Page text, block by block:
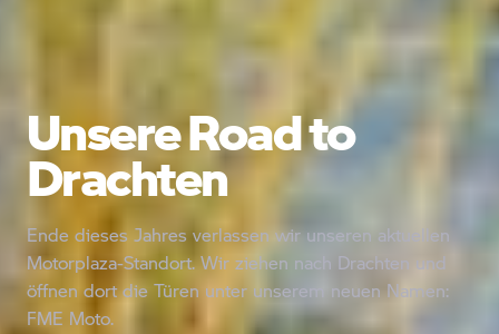
Unsere Road to
Drachten
Ende dieses Jahres verlassen wir unseren aktuellen
Motorplaza-Standort. Wir ziehen nach Drachten und
öffnen dort die Türen unter unserem neuen Namen:
FME Moto.